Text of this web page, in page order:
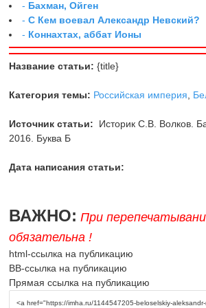
- Бахман, Ойген
-С Кем воевал Александр Невский?
- Коннахтах, аббат Ионы
Название статьи: {title}
Категория темы: Российская империя
Источник статьи:
Историк С.В. Волков.
2016. Буква Б
Дата написания статьи:
ВАЖНО: При
обязательна !
html-ссылка на публикацию
BB-ссылка на публикацию
Прямая ссылка на публикацию